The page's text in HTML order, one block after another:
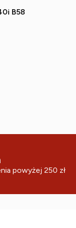
B58
powyżej 250 zł